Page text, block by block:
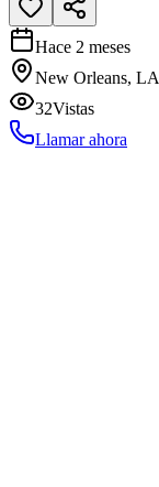
Hace 2 meses
New Orleans, LA
32Vistas
Llamar ahora